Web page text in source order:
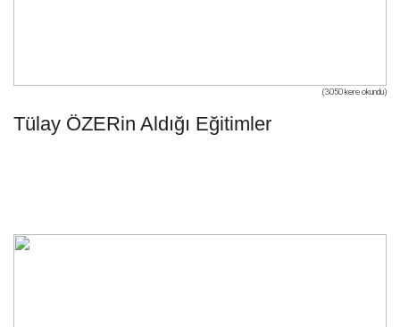
(3050 kere okundu)
Tülay ÖZERin Aldığı Eğitimler